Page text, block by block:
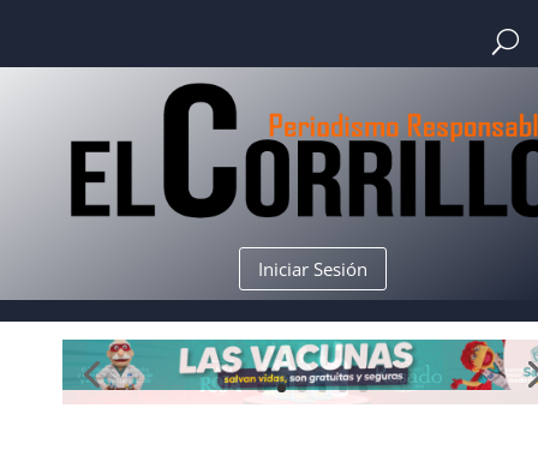
Iniciar Sesión